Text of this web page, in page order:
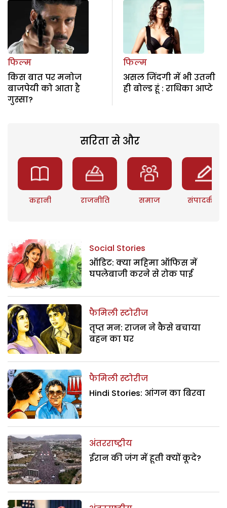
फिल्म
किस बात पर मनोज
बाजपेयी को आता है
गुस्सा?
फिल्म
असल जिंदगी में भी उतनी
ही बोल्ड हूं : राधिका आप्टे
सरिता से और
कहानी राजनीति समाज संपादकीय
Social Stories
ऑडिट: क्या महिमा ऑफिस में
घपलेबाजी करने से रोक पाई
फैमिली स्टोरीज
तृप्त मन: राजन ने कैसे बचाया
बहन का घर
फैमिली स्टोरीज
Hindi Stories: आंगन का बिरवा
अंतरराष्ट्रीय
ईरान की जंग में हूती क्यों कूदे?